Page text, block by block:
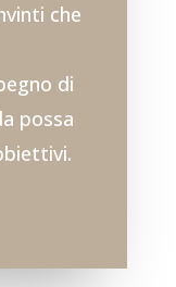
che
di
possa